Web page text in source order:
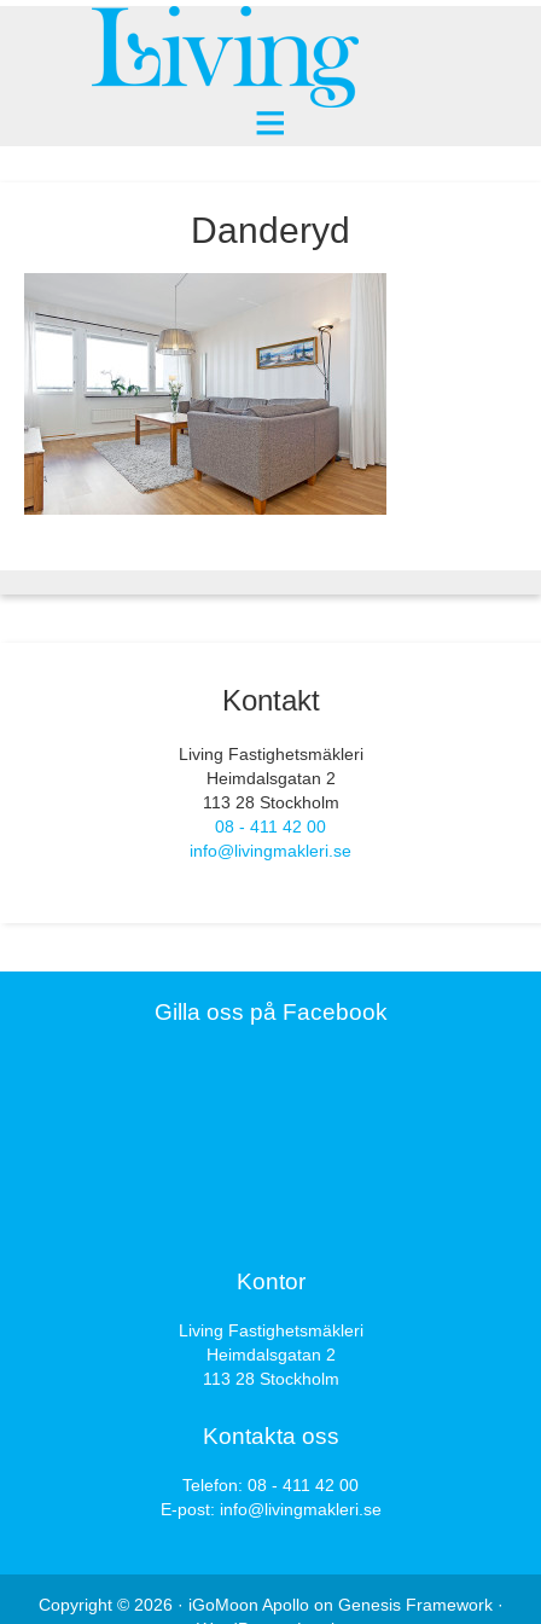
Danderyd
Kontakt
Living Fastighetsmäkleri
Heimdalsgatan 2
113 28 Stockholm
08 - 411 42 00
info@livingmakleri.se
Gilla oss på Facebook
Kontor
Living Fastighetsmäkleri
Heimdalsgatan 2
113 28 Stockholm
Kontakta oss
Telefon: 08 - 411 42 00
E-post: info@livingmakleri.se
Copyright © 2026 · iGoMoon Apolloon Genesis Framework·